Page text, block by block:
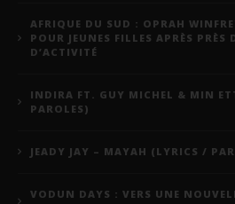
AFRIQUE DU SUD : OPRAH
POUR JEUNES FILLES APRÈS PRÈS
D’ACTIVITÉ
INDIRA FT. GUY MICHEL & MIN
PAROLES)
JEADY JAY – MAYAH (LYRICS /
VODUN DAYS : VERS UNE